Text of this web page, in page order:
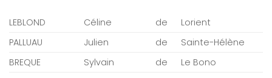
LEBLOND Céline de
Lorient
PALLUAU
Julien de
Sainte-Hélène
BREQUE
Sylvain de Le Bono